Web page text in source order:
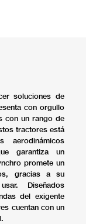
soluciones de
con orgullo
con un rango de
tractores está
aerodinámicos
garantiza un
promete un
gracias a su
Diseñados
del exigente
cuentan con un